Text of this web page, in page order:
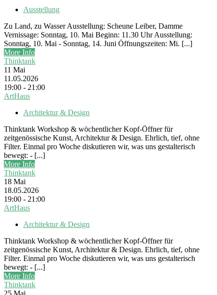
Ausstellung
Zu Land, zu Wasser Ausstellung: Scheune Leiber, Damme
Vernissage: Sonntag, 10. Mai Beginn: 11.30 Uhr Ausstellung:
Sonntag, 10. Mai - Sonntag, 14. Juni Öffnungszeiten: Mi. [...]
More Info
Thinktank
11 Mai
11.05.2026
19:00 - 21:00
ArtHaus
Architektur & Design
Thinktank Workshop & wöchentlicher Kopf-Öffner für
zeitgenössische Kunst, Architektur & Design. Ehrlich, tief, ohne
Filter. Einmal pro Woche diskutieren wir, was uns gestalterisch
bewegt: - [...]
More Info
Thinktank
18 Mai
18.05.2026
19:00 - 21:00
ArtHaus
Architektur & Design
Thinktank Workshop & wöchentlicher Kopf-Öffner für
zeitgenössische Kunst, Architektur & Design. Ehrlich, tief, ohne
Filter. Einmal pro Woche diskutieren wir, was uns gestalterisch
bewegt: - [...]
More Info
Thinktank